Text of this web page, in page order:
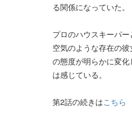
る関係になっていた。
プロのハウスキーパ
空気のような存在の
の態度が明らかに変
は感じている。
第2話の続きはこちら